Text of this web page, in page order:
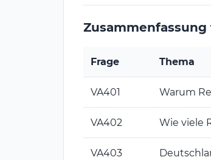
Frage Thema
VA401 Warum
VA402 Wie viele
VA403